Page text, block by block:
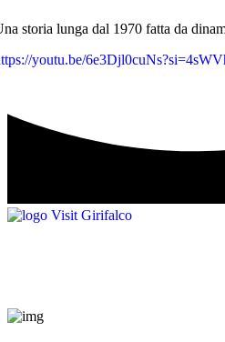
storia lunga dal 1970 fatta da
youtu.be/